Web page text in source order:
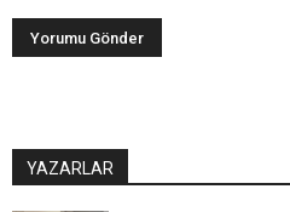
YAZARLAR